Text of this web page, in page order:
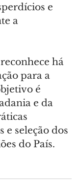
e
a
há
para a
é
e da
e seleção dos
do País.